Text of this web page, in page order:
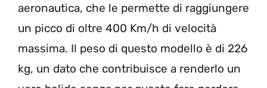
aeronautica, che le permette di raggiungere
un picco di oltre 400 Km/h di velocità
massima. Il peso di questo modello è di 226
kg, un dato che contribuisce a renderlo un